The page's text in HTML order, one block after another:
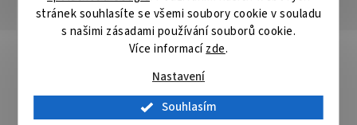
stránek souhlasíte se všemi soubory cookie v souladu
s našimi zásadami používání souborů cookie.
Více informacízde.
Nastavení
Souhlasím
Popis Hodnocení Diskuze
Detailní popis produktu
Eurosupplies Chromo A4
Vázací deskyformátu A4jsou vhodné pro tvorbu kroužkové
vazby, zaručují profesionální vzhled a trvalost prezentace. Z